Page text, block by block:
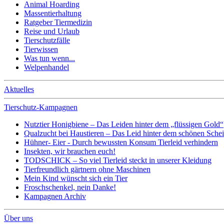
Animal Hoarding
Massentierhaltung
Ratgeber Tiermedizin
Reise und Urlaub
Tierschutzfälle
Tierwissen
Was tun wenn...
Welpenhandel
Aktuelles
Tierschutz-Kampagnen
Nutztier Honigbiene – Das Leiden hinter dem „flüssigen Gold“
Qualzucht bei Haustieren – Das Leid hinter dem schönen
Hühner- Eier - Durch bewussten Konsum Tierleid verhindern
Insekten, wir brauchen euch!
TODSCHICK – So viel Tierleid steckt in unserer Kleidung
Tierfreundlich gärtnern ohne Maschinen
Mein Kind wünscht sich ein Tier
Froschschenkel, nein Danke!
Kampagnen Archiv
Über uns